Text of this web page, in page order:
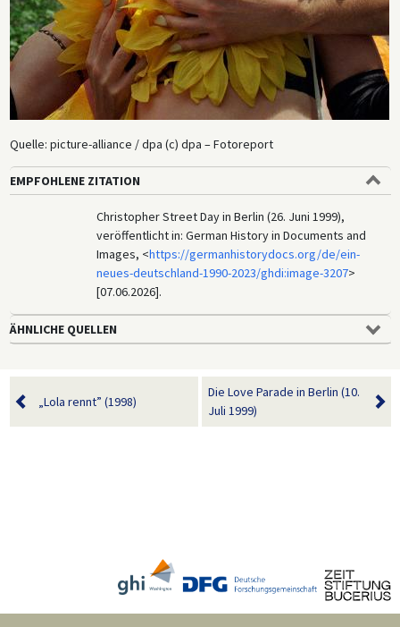
Quelle: picture-alliance / dpa (c) dpa – Fotoreport
EMPFOHLENE ZITATION
Christopher Street Day in Berlin (26. Juni 1999),
veröffentlicht in: German History in Documents and
Images, <https://germanhistorydocs.org/de/ein-
neues-deutschland-1990-2023/ghdi:image-3207>
[07.06.2026].
ÄHNLICHE QUELLEN
„Lola rennt” (1998)
Die Love Parade in Berlin (10.
Juli 1999)